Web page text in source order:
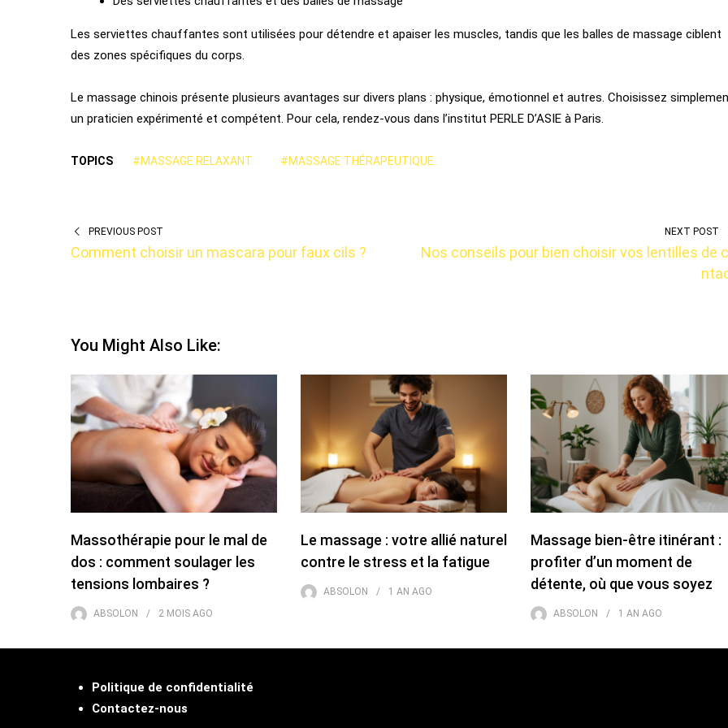
Les serviettes chauffantes sont utilisées pour détendre et apaiser les muscles, tandis que les balles de massage ciblent
des zones spécifiques du corps.
Le massage chinois présente plusieurs avantages sur divers plans : physique, émotionnel et autres. Choisissez
un praticien expérimenté et compétent. Pour cela, rendez-vous dans l’institut PERLE D’ASIE à Paris.
TOPICS #MASSAGE RELAXANT #MASSAGE THÉRAPEUTIQUE
PREVIOUS POST
Comment choisir un mascara pour faux cils ?
NEXT POST
Nos conseils pour bien choisir vos lentilles de
You Might Also Like:
Massothérapie pour le mal de
dos : comment soulager les
tensions lombaires ?
ABSOLON 2 MOIS AGO
Le massage : votre allié naturel
contre le stress et la fatigue
ABSOLON 1 AN AGO
Massage bien-être itinérant :
profiter d’un moment de
détente, où que vous soyez
ABSOLON 1 AN AGO
Politique de confidentialité
Contactez-nous